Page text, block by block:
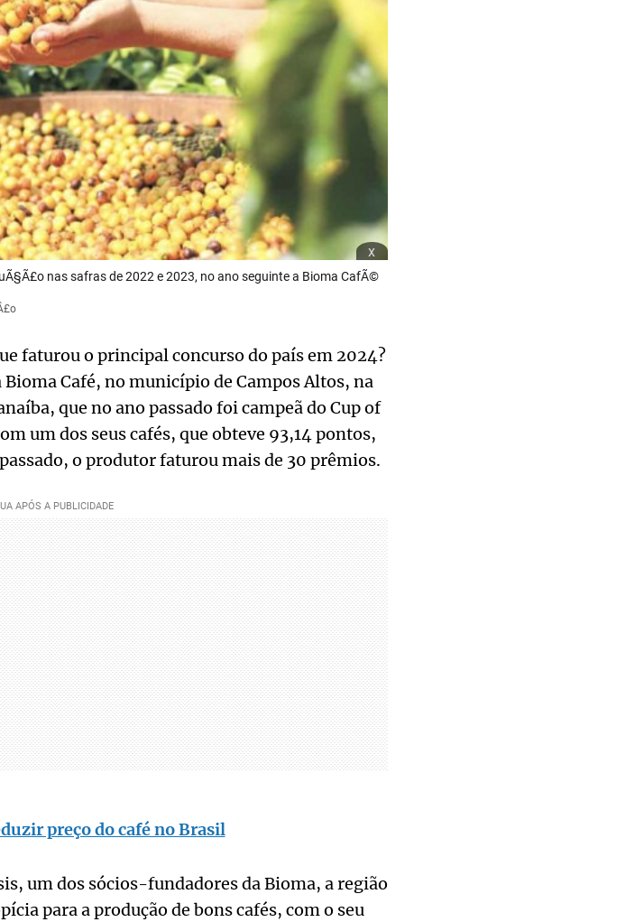
x
nas safras de 2022 e 2023, no ano seguinte a Bioma CafÃ©
faturou o principal concurso do país em 2024?
Café, no município de Campos Altos, na
que no ano passado foi campeã do Cup of
um dos seus cafés, que obteve 93,14 pontos,
o produtor faturou mais de 30 prêmios.
preço do café no Brasil
um dos sócios-fundadores da Bioma, a região
para a produção de bons cafés, com o seu